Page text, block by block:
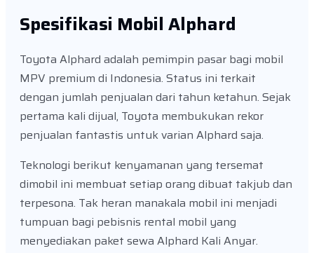
Spesifikasi Mobil Alphard
Toyota Alphard adalah pemimpin pasar bagi mobil
MPV premium di Indonesia. Status ini terkait
dengan jumlah penjualan dari tahun ketahun. Sejak
pertama kali dijual, Toyota membukukan rekor
penjualan fantastis untuk varian Alphard saja.
Teknologi berikut kenyamanan yang tersemat
dimobil ini membuat setiap orang dibuat takjub dan
terpesona. Tak heran manakala mobil ini menjadi
tumpuan bagi pebisnis rental mobil yang
menyediakan paket sewa Alphard Kali Anyar.